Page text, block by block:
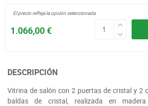
1.066,00 €
El precio refleja la opción seleccionada
DESCRIPCIÓN
Vitrina de salón con 2 puertas de cristal y 2
baldas de cristal, realizada en